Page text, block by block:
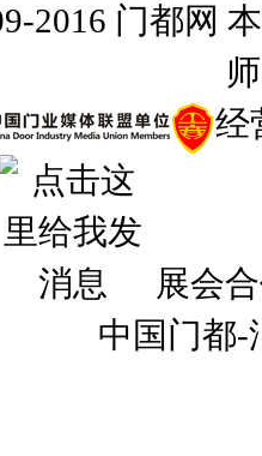
2016 门都网
经
展会
中国门都-